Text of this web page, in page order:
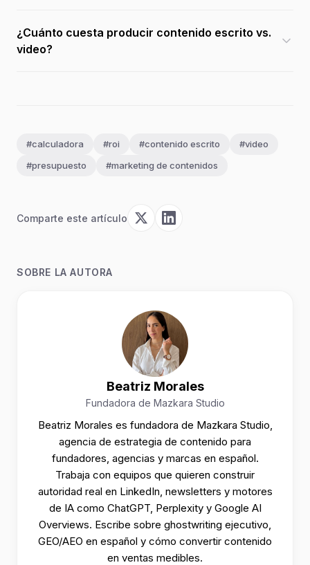
¿Cuánto cuesta producir contenido escrito vs.
video?
#calculadora #roi #contenido escrito
#video
#presupuesto
#marketing de contenidos
Comparte este artículo
SOBRE LA AUTORA
Beatriz Morales
Fundadora de Mazkara Studio
Beatriz Morales es fundadora de Mazkara Studio,
agencia de estrategia de contenido para
fundadores, agencias y marcas en español.
Trabaja con equipos que quieren construir
autoridad real en LinkedIn, newsletters y motores
de IA como ChatGPT, Perplexity y Google AI
Overviews. Escribe sobre ghostwriting ejecutivo,
GEO/AEO en español y cómo convertir contenido
en ventas medibles.